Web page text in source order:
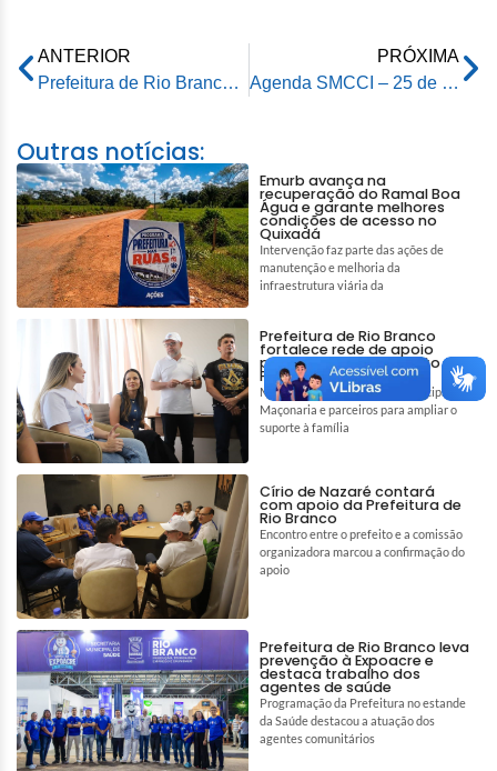
ANTERIOR
Prefeitura de Rio Branco recebe doações da Receita Federal para a Casa Rosa Mulher
PRÓXIMA
Agenda SMCCI – 25 de novembro de 2025
Outras notícias:
Emurb avança na
recuperação do Ramal Boa
Água e garante melhores
condições de acesso no
Quixadá
Intervenção faz parte das ações de
manutenção e melhoria da
infraestrutura viária da
Prefeitura de Rio Branco
fortalece rede de apoio
para auxiliar tratamento de
Pedro e Tiago
Mobilização reúne gestão municipal,
Maçonaria e parceiros para ampliar o
suporte à família
Círio de Nazaré contará
com apoio da Prefeitura de
Rio Branco
Encontro entre o prefeito e a comissão
organizadora marcou a confirmação do
apoio
Prefeitura de Rio Branco leva
prevenção à Expoacre e
destaca trabalho dos
agentes de saúde
Programação da Prefeitura no estande
da Saúde destacou a atuação dos
agentes comunitários